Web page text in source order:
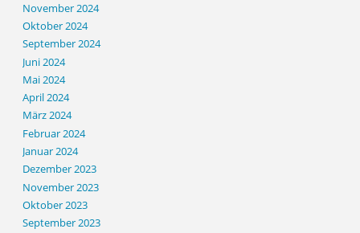
November 2024
Oktober 2024
September 2024
Juni 2024
Mai 2024
April 2024
März 2024
Februar 2024
Januar 2024
Dezember 2023
November 2023
Oktober 2023
September 2023